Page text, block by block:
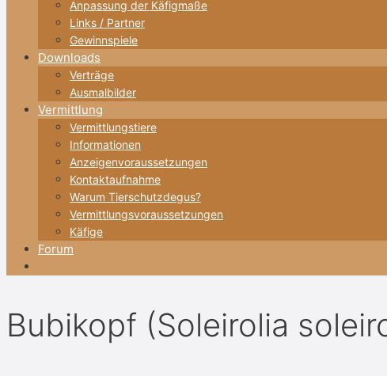
Anpassung der Käfigmaße
Links / Partner
Gewinnspiele
Downloads
Verträge
Ausmalbilder
Vermittlung
Vermittlungstiere
Informationen
Anzeigenvoraussetzungen
Kontaktaufnahme
Warum Tierschutzdegus?
Vermittlungsvoraussetzungen
Käfige
Forum
Bubikopf (Soleirolia